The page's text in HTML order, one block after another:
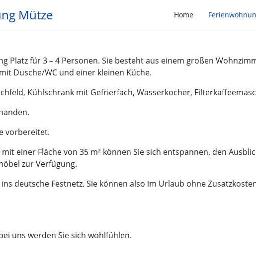
Mütze Home
Platz für 3 – 4 Personen. Sie besteht aus einem großen
Dusche/WC und einer kleinen Küche.
Kühlschrank mit Gefrierfach, Wasserkocher,
vorbereitet.
einer Fläche von 35 m² können Sie sich entspannen, den
zur Verfügung.
deutsche Festnetz. Sie können also im Urlaub ohne
uns werden Sie sich wohlfühlen.